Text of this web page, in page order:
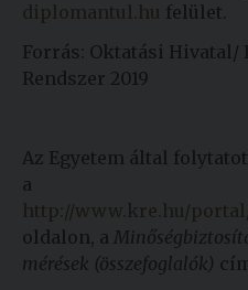
diplomantul.hu felület.
Forrás: Oktatási Hivatal/
Rendszer 2019
Az Egyetem által
a
http://www.kre.hu/
oldalon, a
mérések (összefoglalók)